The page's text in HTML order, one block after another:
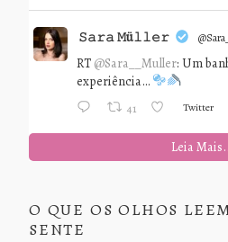
𝚂𝚊𝚛𝚊 𝙼ü𝚕𝚕𝚎𝚛
RT @Sara__Muller: Um
experiência…
41 Twitter
Leia
O QUE OS OLHOS
SENTE